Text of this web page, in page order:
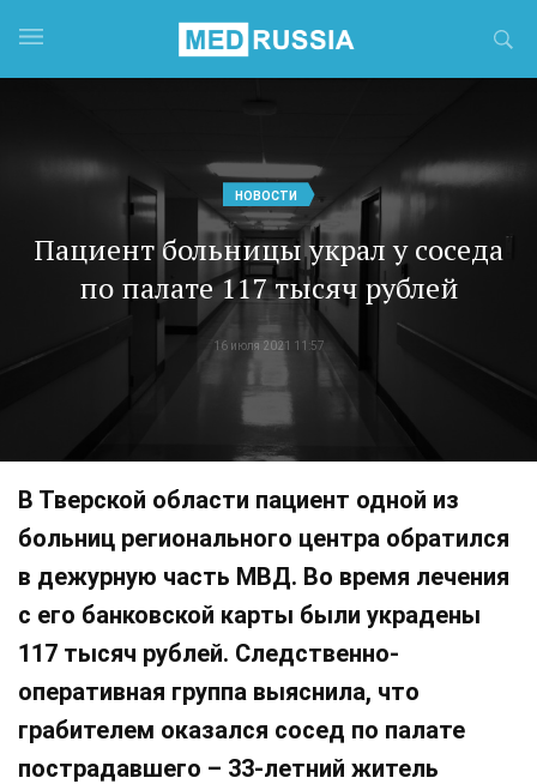
НОВОСТИ
Пациент больницы украл у соседа
по палате 117 тысяч рублей
16 июля 2021 11:57
В Тверской области пациент одной из
больниц регионального центра обратился
в дежурную часть МВД. Во время лечения
с его банковской карты были украдены
117 тысяч рублей. Следственно-
оперативная группа выяснила, что
грабителем оказался сосед по палате
пострадавшего – 33-летний житель